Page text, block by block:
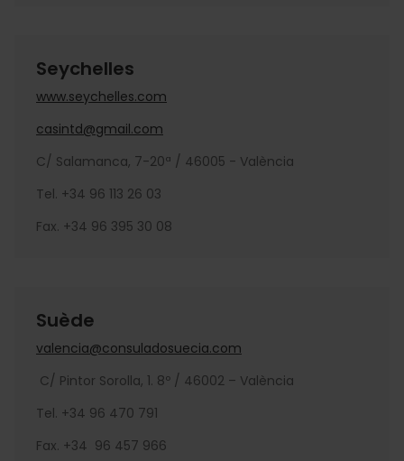
Seychelles
www.seychelles.com
casintd@gmail.com
C/ Salamanca, 7-20ª / 46005 - València
Tel. +34 96 113 26 03
Fax. +34 96 395 30 08
Suède
valencia@consuladosuecia.com
C/ Pintor Sorolla, 1. 8º / 46002 – València
Tel. +34 96 470 791
Fax. +34 96 457 966